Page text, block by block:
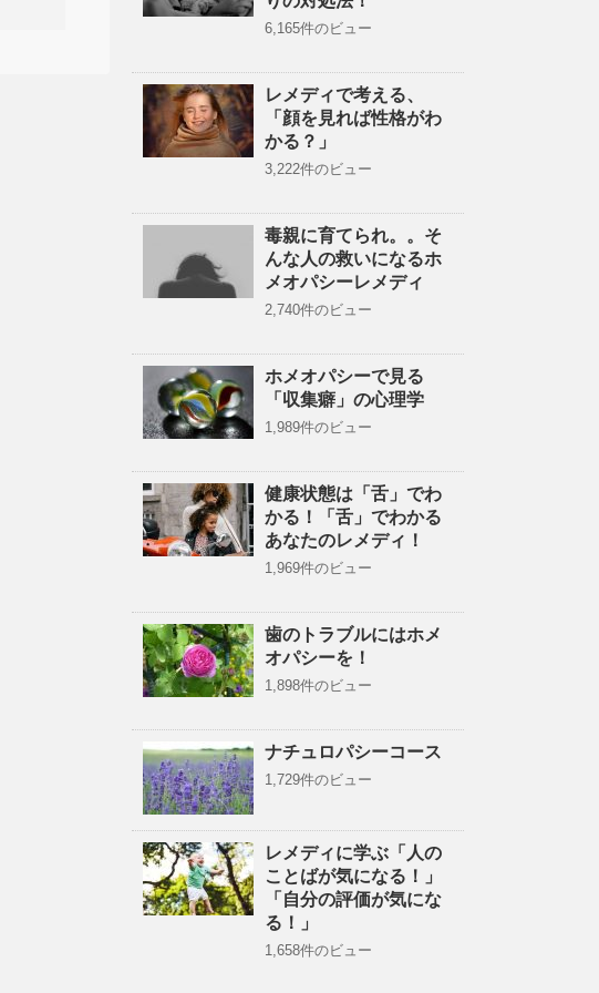
6,165件のビュー
レメディで考える、
「顔を見れば性格がわ
かる？」
3,222件のビュー
毒親に育てられ。。そ
んな人の救いになるホ
メオパシーレメディ
2,740件のビュー
ホメオパシーで見る
「収集癖」の心理学
1,989件のビュー
健康状態は「舌」でわ
かる！「舌」でわかる
あなたのレメディ！
1,969件のビュー
歯のトラブルにはホメ
オパシーを！
1,898件のビュー
ナチュロパシーコース
1,729件のビュー
レメディに学ぶ「人の
ことばが気になる！」
「自分の評価が気にな
る！」
1,658件のビュー